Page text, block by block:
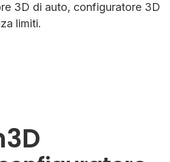
3D di auto, configuratore 3D
limiti.